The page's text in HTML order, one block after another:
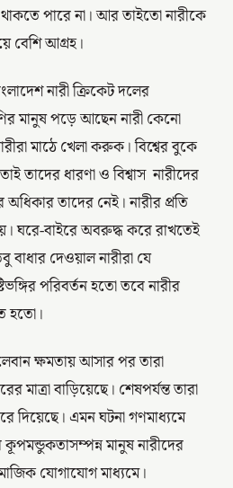
পারে না। আর তাইতো নারীকে
বেশি আগ্রহ।
নারী ক্রিকেট দলের
মানুষ পড়ে আছেন নারী কেনো
মাঠে খেলা করুক। বিশ্বের বুকে
তাদের ধারণা ও বিশ্বাস নারীদের
তাদের নেই। নারীর প্রতি
ঘরে-বাইরে অবরুদ্ধ করে রাখতেই
বাধার দেওয়াল নারীরা যে
পরিবর্তন হতো তবে নারীর
হতো।
ক্ষমতায় আসার পর তারা
মাত্রা বাড়িয়েছে। শেষপর্যন্ত তারা
দিয়েছে। এমন ঘটনা গণমাধ্যমে
মানুষ নারীদের
যোগাযোগ মাধ্যমে।